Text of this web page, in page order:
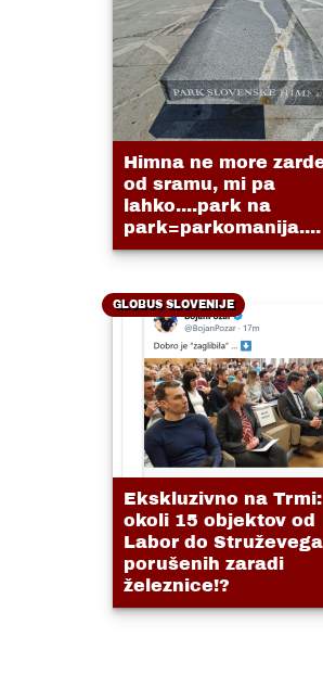
Himna ne more
od sramu, mi pa
lahko....park na
park=parkomanija....
GLOBUS SLOVENIJE
Ekskluzivno na Trmi:
okoli 15 objektov od
Labor do Struževega
porušenih zaradi
železnice!?